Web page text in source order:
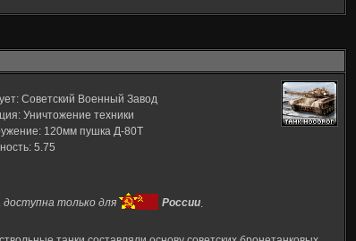
Советский Военный Завод
Уничтожение техники
120мм пушка Д-80Т
5.75
только для России